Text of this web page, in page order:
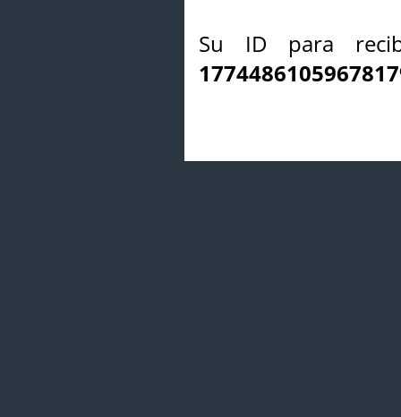
Su ID para